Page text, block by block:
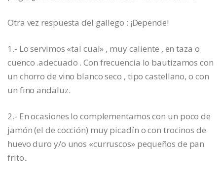
Otra vez respuesta del gallego : ¡Depende!
1.- Lo servimos «tal cual» , muy caliente , en taza o
cuenco .adecuado . Con frecuencia lo bautizamos con
un chorro de vino blanco seco , tipo castellano, o con
un fino andaluz.
2.- En ocasiones lo complementamos con un poco de
jamón (el de cocción) muy picadín o con trocinos de
huevo duro y/o unos «curruscos» pequeños de pan
frito..